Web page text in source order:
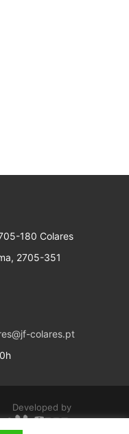
180 Colares
2705-351
colares.pt
Developed by